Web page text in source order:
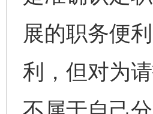
展的职务便
利，但对为